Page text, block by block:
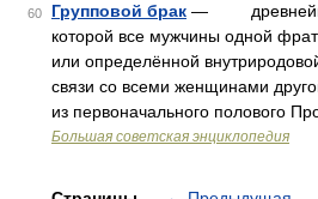
60 Групповой брак —
которой все мужчины одной
или определённой
связи со всеми женщинами
из первоначального полового
Большая советская энциклопедия